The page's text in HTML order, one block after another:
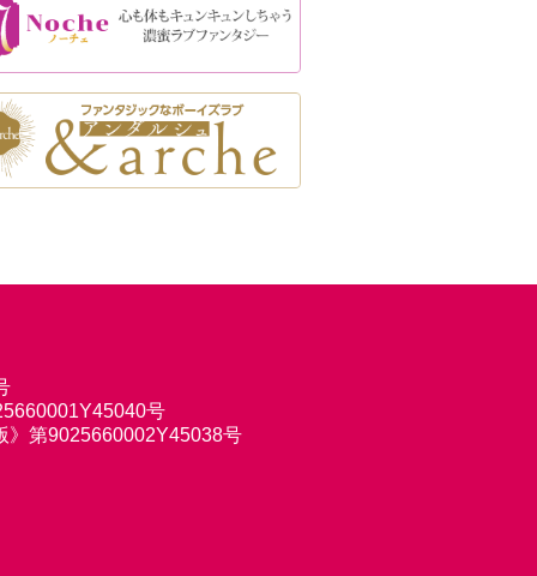
号
第9025660002Y45038号